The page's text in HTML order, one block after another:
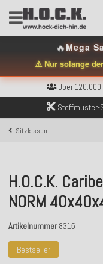
🔥Mega
⚠️ Nur solange
Kostenloser
Über
Sicher
Kostenloser
Über
Sicher
Kostenloser
Stoffmuster-
Sitzkissen
Bestseller
H.O.C.K.
NORM
Artikelnummer 8315